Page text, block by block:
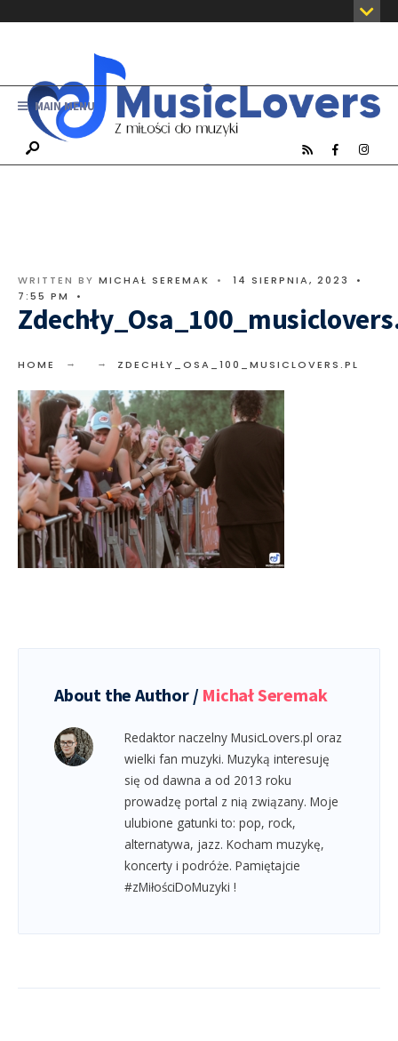
MAIN MENU
WRITTEN BY MICHAŁ SEREMAK • 14 SIERPNIA, 2023
•
7:55 PM
•
HOME ZDECHŁY_OSA_100_MUSICLOVERS.PL
About the Author / Michał Seremak
Redaktor naczelny MusicLovers.pl oraz
wielki fan muzyki. Muzyką interesuję
się od dawna a od 2013 roku
prowadzę portal z nią związany. Moje
ulubione gatunki to: pop, rock,
alternatywa, jazz. Kocham muzykę,
koncerty i podróże. Pamiętajcie
#zMiłościDoMuzyki !